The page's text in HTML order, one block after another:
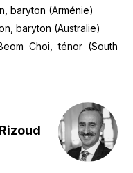
baryton (Arménie)
baryton (Australie)
Choi, ténor (South